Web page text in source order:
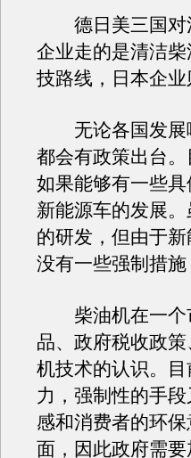
德日美三国对
企业走的是清洁
技路线，日本企
无论各国发展
都会有政策出台
如果能够有一些
新能源车的发展
的研发，但由于
没有一些强制措
柴油机在一个
品、政府税收政
机技术的认识。
力，强制性的手
感和消费者的环
面，因此政府需要